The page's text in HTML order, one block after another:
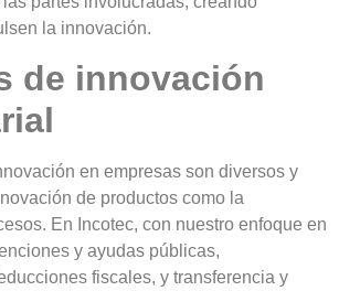
la innovación.
de innovación
en empresas son diversos y
de productos como la
. En Incotec, con nuestro enfoque en
y ayudas públicas,
fiscales, y transferencia y